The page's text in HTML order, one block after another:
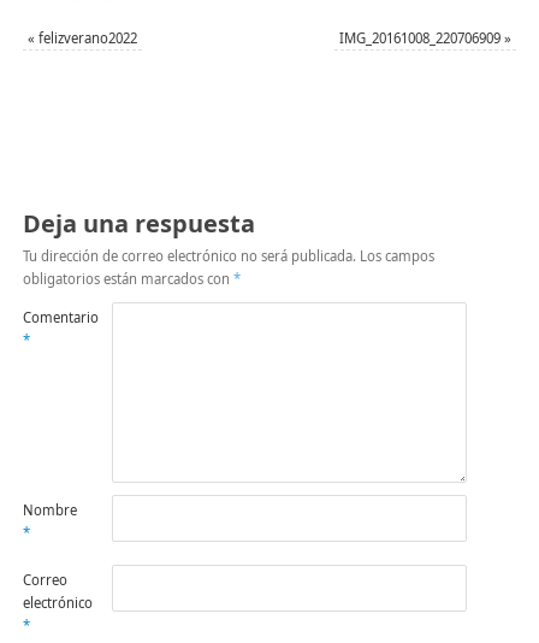
« felizverano2022 IMG_20161008_220706909 »
Deja una respuesta
Tu dirección de correo electrónico no será publicada. Los campos
obligatorios están marcados con *
Comentario
*
Nombre
*
Correo
electrónico
*